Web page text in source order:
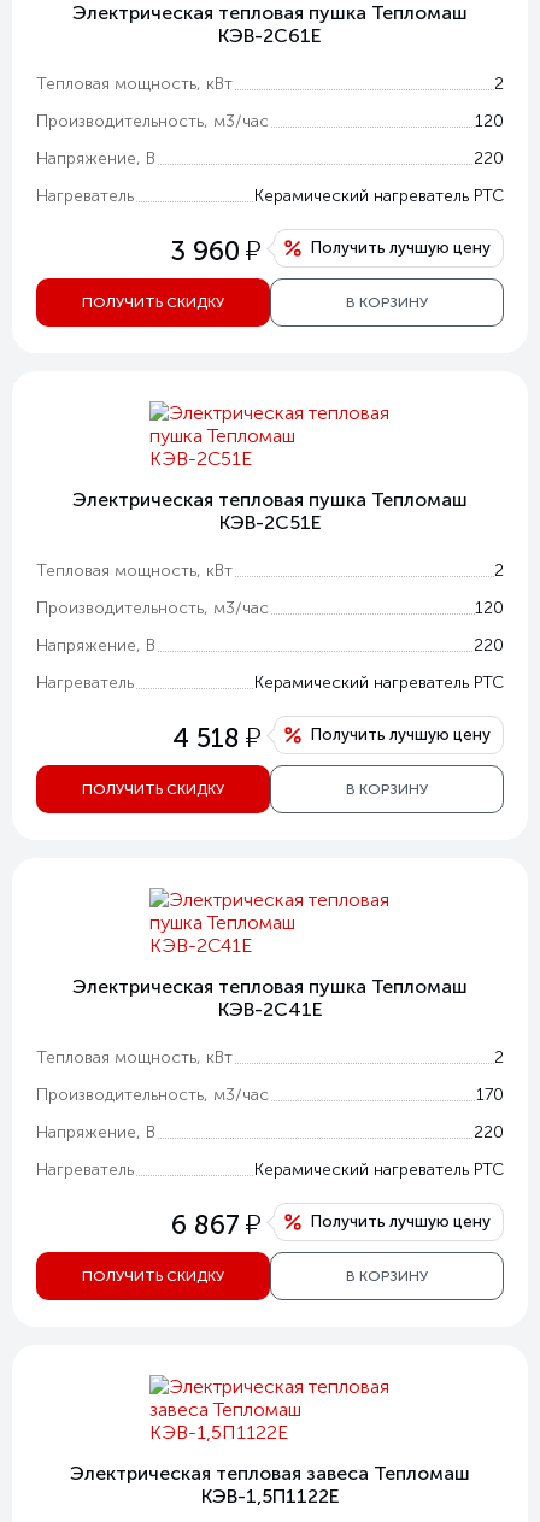
Электрическая тепловая пушка Тепломаш
КЭВ-2С61Е
Тепловая мощность, кВт
2
Производительность, м3/час
120
Напряжение, В
220
Нагреватель
Керамический нагреватель РТС
3 960 у Получить лучшую цену
ПОЛУЧИТЬ СКИДКУ В КОРЗИНУ
Электрическая тепловая пушка Тепломаш
КЭВ-2С51Е
Тепловая мощность, кВт
2
Производительность, м3/час
120
Напряжение, В
220
Нагреватель
Керамический нагреватель РТС
4 518 у Получить лучшую цену
ПОЛУЧИТЬ СКИДКУ В КОРЗИНУ
Электрическая тепловая пушка Тепломаш
КЭВ-2С41Е
Тепловая мощность, кВт
2
Производительность, м3/час
170
Напряжение, В
220
Нагреватель
Керамический нагреватель РТС
6 867 у Получить лучшую цену
ПОЛУЧИТЬ СКИДКУ В КОРЗИНУ
Электрическая тепловая завеса Тепломаш
КЭВ-1,5П1122E